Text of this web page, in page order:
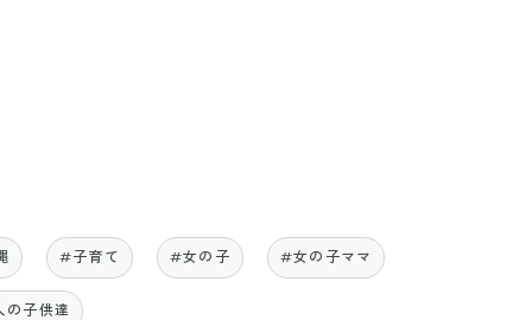
#子育て #女の子 #女の子ママ
子供達